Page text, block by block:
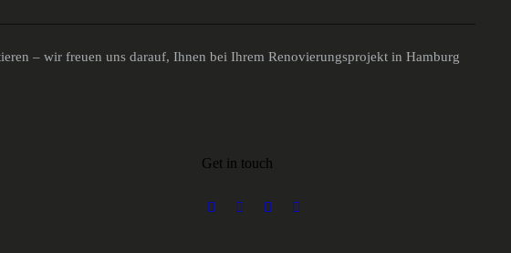
– wir freuen uns darauf, Ihnen bei Ihrem Renovierungsprojekt in Hamburg
Get in touch